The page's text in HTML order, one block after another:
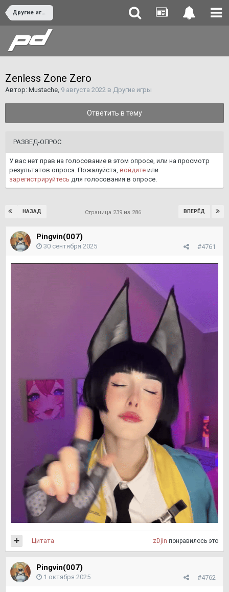
Другие игры
Zenless Zone Zero
Автор: Mustache, 9 августа 2022 в Другие игры
Ответить в тему
РАЗВЕД-ОПРОС
У вас нет прав на голосование в этом опросе, или на просмотр
результатов опроса. Пожалуйста, войдите или
зарегистрируйтесь для голосования в опросе.
НАЗАД ВПЕРЁД
Страница 239 из 286
Pingvin(007)
#4761
30 сентября 2025
zDjin понравилось это
Цитата
Pingvin(007)
#4762
1 октября 2025